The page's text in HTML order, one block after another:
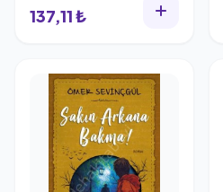
137,11 ₺